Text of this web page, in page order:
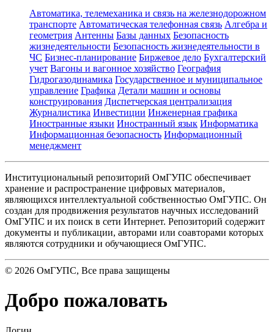
Автоматика, телемеханика и связь на железнодорожном
транспорте Автоматическая телефонная связь Алгебра и
геометрия Антенны Базы данных Безопасность
жизнедеятельности Безопасность жизнедеятельности в
ЧС Бизнес-планирование Биржевое дело Бухгалтерский
учет Вагоны и вагонное хозяйство География
Гидрогазодинамика Государственное и муниципальное
управление Графика Детали машин и основы
конструирования Диспетчерская централизация
Журналистика Инвестиции Инженерная графика
Иностранные языки Иностранный язык Информатика
Информационная безопасность Информационный
менеджмент
Институциональный репозиторий ОмГУПС обеспечивает
хранение и распространение цифровых материалов,
являющихся интеллектуальной собственностью ОмГУПС. Он
создан для продвижения результатов научных исследований
ОмГУПС и их поиск в сети Интернет. Репозиторий содержит
документы и публикации, авторами или соавторами которых
являются сотрудники и обучающиеся ОмГУПС.
© 2026 ОмГУПС, Все права защищены
Добро пожаловать